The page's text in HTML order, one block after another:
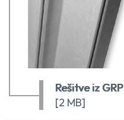
Rešitve iz GRP
[2 MB]